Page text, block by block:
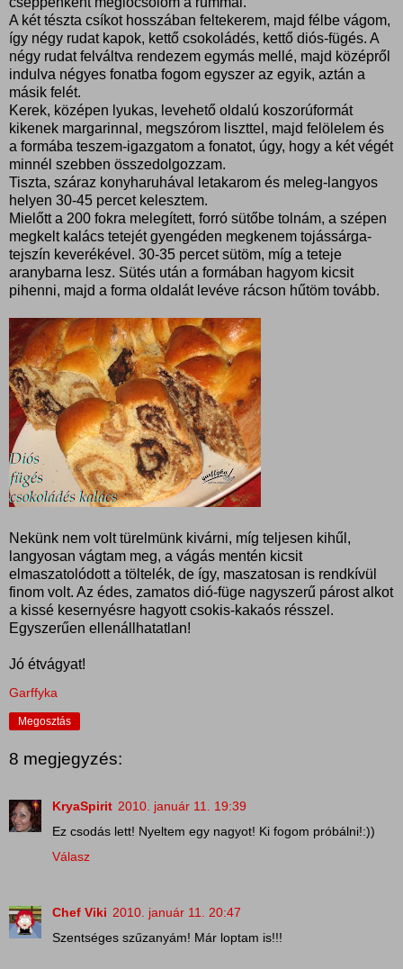
A két tészta csíkot hosszában feltekerem, majd félbe vágom,
így négy rudat kapok, kettő csokoládés, kettő diós-fügés. A
négy rudat felváltva rendezem egymás mellé, majd középről
indulva négyes fonatba fogom egyszer az egyik, aztán a
másik felét.
Kerek, középen lyukas, levehető oldalú koszorúformát
kikenek margarinnal, megszórom liszttel, majd felölelem és
a formába teszem-igazgatom a fonatot, úgy, hogy a két végét
minnél szebben összedolgozzam.
Tiszta, száraz konyharuhával letakarom és meleg-langyos
helyen 30-45 percet kelesztem.
Mielőtt a 200 fokra melegített, forró sütőbe tolnám, a szépen
megkelt kalács tetejét gyengéden megkenem tojássárga-
tejszín keverékével. 30-35 percet sütöm, míg a teteje
aranybarna lesz. Sütés után a formában hagyom kicsit
pihenni, majd a forma oldalát levéve rácson hűtöm tovább.
Nekünk nem volt türelmünk kivárni, míg teljesen kihűl,
langyosan vágtam meg, a vágás mentén kicsit
elmaszatolódott a töltelék, de így, maszatosan is rendkívül
finom volt. Az édes, zamatos dió-füge nagyszerű párost alkot
a kissé kesernyésre hagyott csokis-kakaós résszel.
Egyszerűen ellenállhatatlan!
Jó étvágyat!
Garffyka
Megosztás
8 megjegyzés:
KryaSpirit 2010. január 11. 19:39
Ez csodás lett! Nyeltem egy nagyot! Ki fogom próbálni!:))
Válasz
Chef Viki 2010. január 11. 20:47
Szentséges szűzanyám! Már loptam is!!!